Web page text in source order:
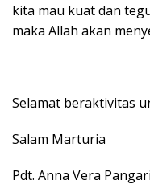
kita mau kuat dan
maka Allah akan
Selamat beraktivitas
Salam Marturia
Pdt. Anna Vera